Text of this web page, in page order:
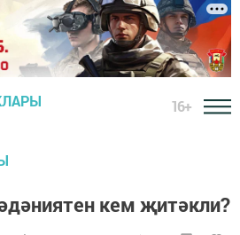
16+
кем җитәкли?